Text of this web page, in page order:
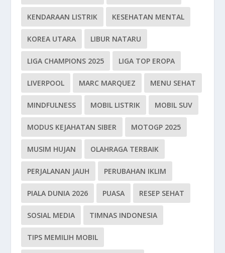
KENDARAAN LISTRIK KESEHATAN MENTAL
KOREA UTARA LIBUR NATARU
LIGA CHAMPIONS 2025 LIGA TOP EROPA
LIVERPOOL MARC MARQUEZ MENU SEHAT
MINDFULNESS MOBIL LISTRIK MOBIL SUV
MODUS KEJAHATAN SIBER MOTOGP 2025
MUSIM HUJAN OLAHRAGA TERBAIK
PERJALANAN JAUH PERUBAHAN IKLIM
PIALA DUNIA 2026 PUASA RESEP SEHAT
SOSIAL MEDIA TIMNAS INDONESIA
TIPS MEMILIH MOBIL